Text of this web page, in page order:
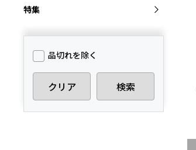
特集
品切れを除く
クリア 検索